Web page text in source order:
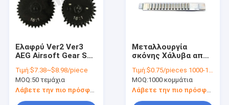
Ελαφρύ Ver2 Ver3
AEG Airsoft Gear Set
Επεξεργασία CNC
Τιμή:$7.38~$8.98/piece
MOQ:50 τεμάχια
Λάβετε την πιο πρόσφατη τιμή
Μεταλλουργία
σκόνης Χάλυβα από
Τιμή:$0.75/pieces 1000-1999 pieces
MOQ:1000 κομμάτια